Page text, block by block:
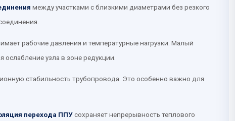
между участками с близкими диаметрами без резкого
рабочие давления и температурные нагрузки. Малый
узла в зоне редукции.
стабильность трубопровода. Это особенно важно для
перехода ППУсохраняет непрерывность теплового